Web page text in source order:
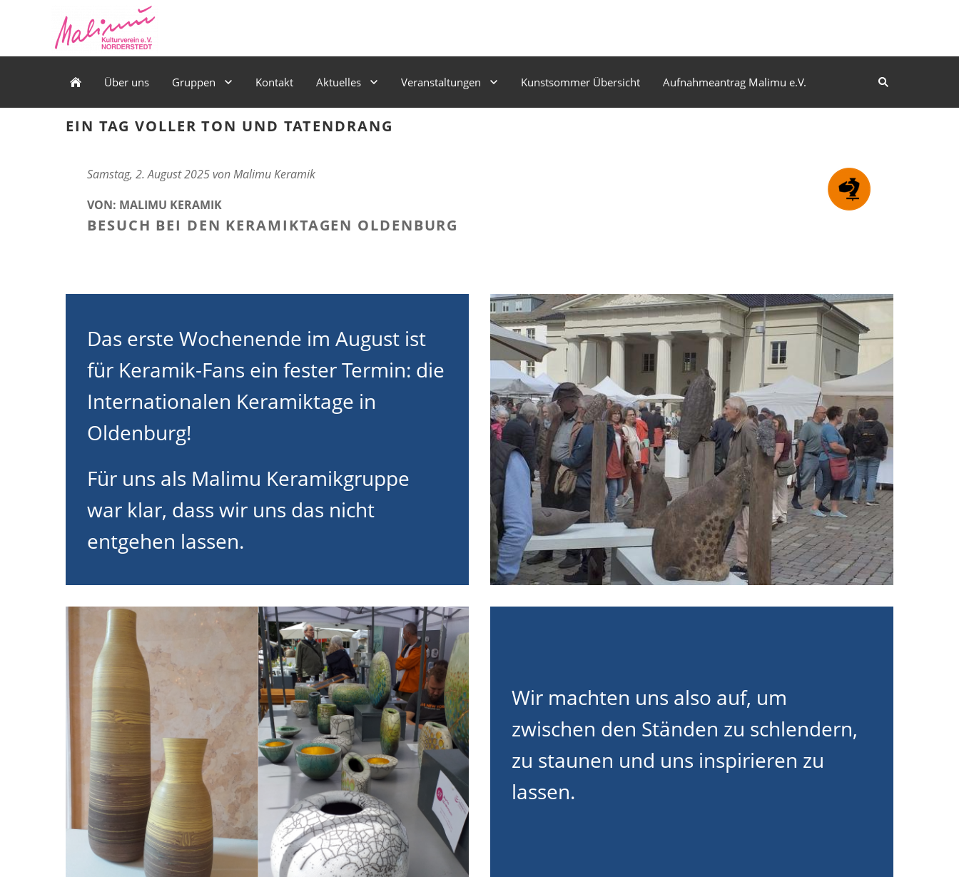
Über uns Gruppen Kontakt Aktuelles Veranstaltungen Kunstsommer Übersicht Aufnahmeantrag Malimu e.V.
EIN TAG VOLLER TON UND TATENDRANG
Samstag, 2. August 2025 von Malimu Keramik
VON: MALIMU KERAMIK
BESUCH BEI DEN KERAMIKTAGEN OLDENBURG
Das erste Wochenende im August ist
für Keramik-Fans ein fester Termin: die
Internationalen Keramiktage in
Oldenburg!
Für uns als Malimu Keramikgruppe
war klar, dass wir uns das nicht
entgehen lassen.
Wir machten uns also auf, um
zwischen den Ständen zu schlendern,
zu staunen und uns inspirieren zu
lassen.